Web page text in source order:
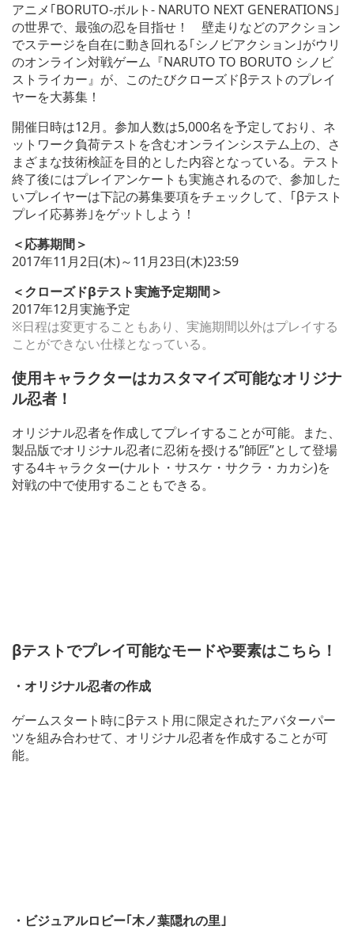
アニメ｢BORUTO-ボルト- NARUTO NEXT GENERATIONS｣
の世界で、最強の忍を目指せ！ 壁走りなどのアクション
でステージを自在に動き回れる｢シノビアクション｣がウリ
のオンライン対戦ゲーム『NARUTO TO BORUTO シノビ
ストライカー』が、このたびクローズドβテストのプレイ
ヤーを大募集！
開催日時は12月。参加人数は5,000名を予定しており、ネ
ットワーク負荷テストを含むオンラインシステム上の、さ
まざまな技術検証を目的とした内容となっている。テスト
終了後にはプレイアンケートも実施されるので、参加した
いプレイヤーは下記の募集要項をチェックして、｢βテスト
プレイ応募券｣をゲットしよう！
＜応募期間＞
2017年11月2日(木)～11月23日(木)23:59
＜クローズドβテスト実施予定期間＞
2017年12月実施予定
※日程は変更することもあり、実施期間以外はプレイする
ことができない仕様となっている。
使用キャラクターはカスタマイズ可能なオリジナ
ル忍者！
オリジナル忍者を作成してプレイすることが可能。また、
製品版でオリジナル忍者に忍術を授ける”師匠”として登場
する4キャラクター(ナルト・サスケ・サクラ・カカシ)を
対戦の中で使用することもできる。
βテストでプレイ可能なモードや要素はこちら！
・オリジナル忍者の作成
ゲームスタート時にβテスト用に限定されたアバターパー
ツを組み合わせて、オリジナル忍者を作成することが可
能。
・ビジュアルロビー｢木ノ葉隠れの里｣